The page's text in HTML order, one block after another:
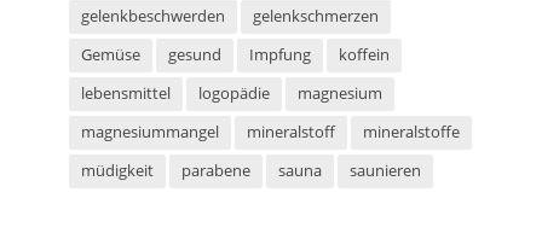
gelenkbeschwerden
gelenkschmerzen
Gemüse
gesund Impfung
koffein
lebensmittel
logopädie
magnesium
magnesiummangel
mineralstoff
mineralstoffe
müdigkeit
parabene sauna
saunieren